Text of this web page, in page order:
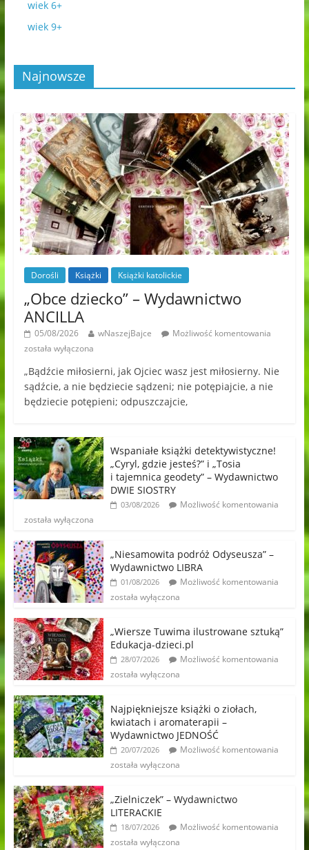
wiek 6+
wiek 9+
Najnowsze
Dorośli Książki Książki katolickie
„Obce dziecko” – Wydawnictwo
ANCILLA
05/08/2026 wNaszejBajce
Możliwość komentowania
została wyłączona
„Bądźcie miłosierni, jak Ojciec wasz jest miłosierny. Nie
sądźcie, a nie będziecie sądzeni; nie potępiajcie, a nie
będziecie potępieni; odpuszczajcie,
Wspaniałe książki detektywistyczne!
„Cyryl, gdzie jesteś?” i „Tosia
i tajemnica geodety” – Wydawnictwo
DWIE SIOSTRY
03/08/2026
Możliwość komentowania
została wyłączona
„Niesamowita podróż Odyseusza” –
Wydawnictwo LIBRA
01/08/2026
Możliwość komentowania
została wyłączona
„Wiersze Tuwima ilustrowane sztuką”
Edukacja-dzieci.pl
28/07/2026
Możliwość komentowania
została wyłączona
Najpiękniejsze książki o ziołach,
kwiatach i aromaterapii –
Wydawnictwo JEDNOŚĆ
20/07/2026
Możliwość komentowania
została wyłączona
„Zielniczek” – Wydawnictwo
LITERACKIE
18/07/2026
Możliwość komentowania
została wyłączona